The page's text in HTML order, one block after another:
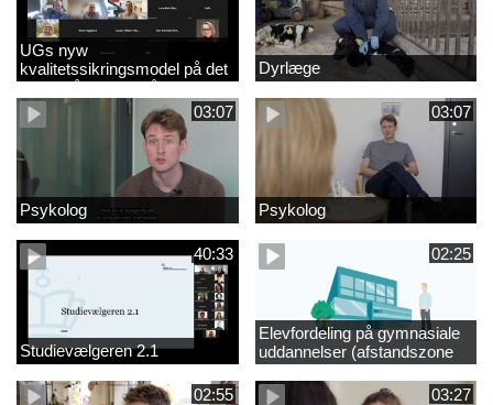
UGs nyw
kvalitetssikringsmodel på det
videregående område
Dyrlæge
03:07
Psykolog
03:07
Psykolog
40:33
Studievælgeren 2.1
02:25
Elevfordeling på gymnasiale
uddannelser (afstandszone
redigeret)
02:55
03:27